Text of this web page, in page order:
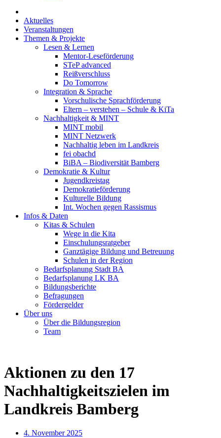
Aktuelles
Veranstaltungen
Themen & Projekte
Lesen & Lernen
Mentor-Leseförderung
STeP advanced
Reißverschluss
Do Tomorrow
Integration & Sprache
Vorschulische Sprachförderung
Eltern – verstehen – Schule & KiTa
Nachhaltigkeit & MINT
MINT mobil
MINT Netzwerk
Nachhaltig leben im Landkreis
fei obachd
BiBA – Biodiversität Bamberg
Demokratie & Kultur
Jugendkreistag
Demokratieförderung
Kulturelle Bildung
Int. Wochen gegen Rassismus
Infos & Daten
Kitas & Schulen
Wege in die Kita
Einschulungsratgeber
Ganztägige Bildung und Betreuung
Schulen in der Region
Bedarfsplanung Stadt BA
Bedarfsplanung LK BA
Bildungsberichte
Befragungen
Förder­gelder
Über uns
Über die Bildungsregion
Team
Aktionen zu den 17
Nachhaltigkeitszielen im
Landkreis Bamberg
4. November 2025